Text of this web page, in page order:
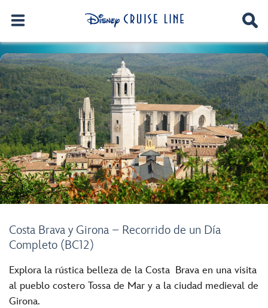
Costa Brava y Girona – Recorrido de un Día
Completo (BC12)
Explora la rústica belleza de la Costa Brava en una visita
al pueblo costero Tossa de Mar y a la ciudad medieval de
Girona.